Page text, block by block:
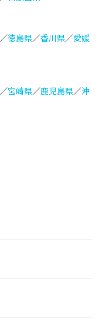
／徳島県／香川県／愛媛
／宮崎県／鹿児島県／沖